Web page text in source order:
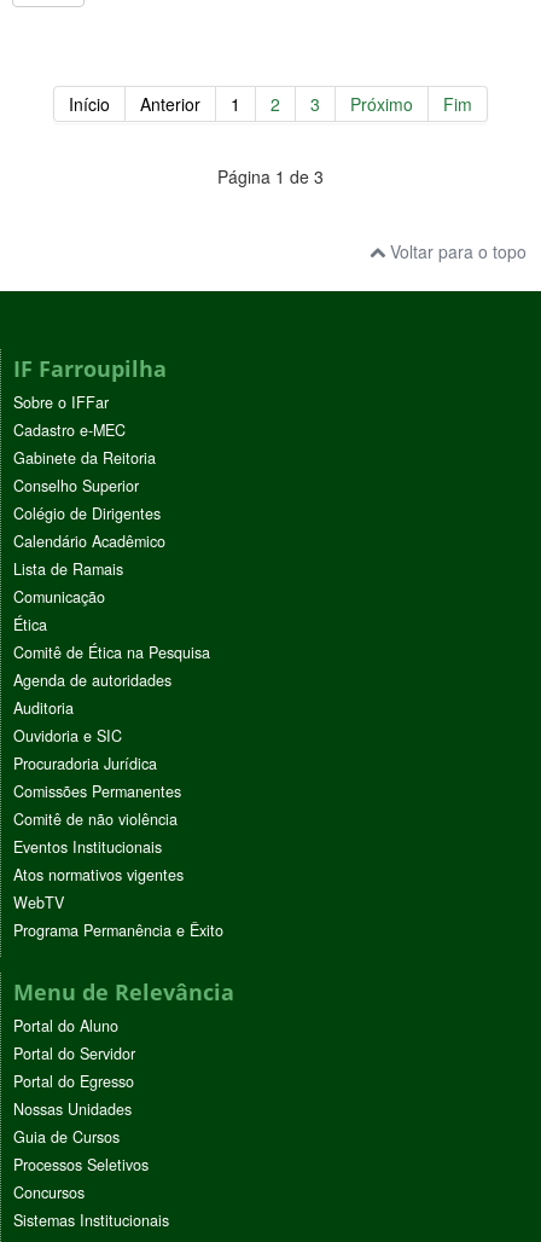
Início Anterior 1 2 3 Próximo Fim
Página 1 de 3
Voltar para o topo
IF Farroupilha
Sobre o IFFar
Cadastro e-MEC
Gabinete da Reitoria
Conselho Superior
Colégio de Dirigentes
Calendário Acadêmico
Lista de Ramais
Comunicação
Ética
Comitê de Ética na Pesquisa
Agenda de autoridades
Auditoria
Ouvidoria e SIC
Procuradoria Jurídica
Comissões Permanentes
Comitê de não violência
Eventos Institucionais
Atos normativos vigentes
WebTV
Programa Permanência e Êxito
Menu de Relevância
Portal do Aluno
Portal do Servidor
Portal do Egresso
Nossas Unidades
Guia de Cursos
Processos Seletivos
Concursos
Sistemas Institucionais